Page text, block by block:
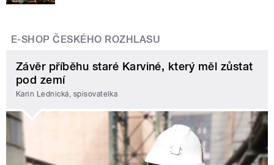
E-SHOP ČESKÉHO ROZHLASU
Závěr příběhu staré Karviné, který měl zůstat
pod zemí
Karin Lednická, spisovatelka